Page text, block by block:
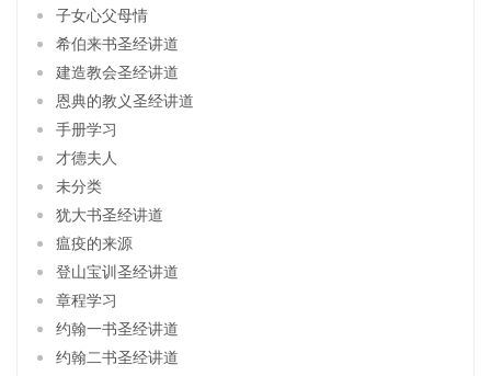
子女心父母情
希伯来书圣经讲道
建造教会圣经讲道
恩典的教义圣经讲道
手册学习
才德夫人
未分类
犹大书圣经讲道
瘟疫的来源
登山宝训圣经讲道
章程学习
约翰一书圣经讲道
约翰二书圣经讲道